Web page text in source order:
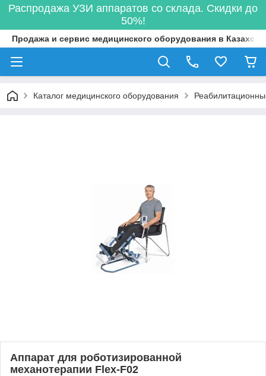
Распродажа УЗИ аппаратов со склада. Скидки до
50%!
Продажа и сервис медицинского оборудования в
Каталог медицинского оборудования
Аппарат для роботизированной
механотерапии Flex-F02